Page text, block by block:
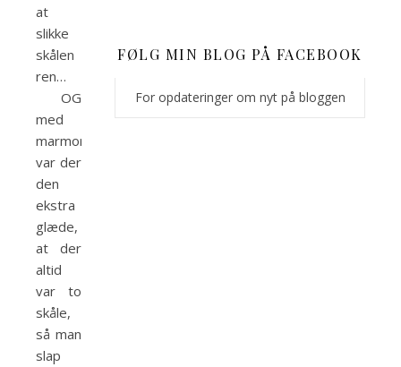
at
slikke
skålen
ren…
OG
med
marmorkagen
var der
den
ekstra
glæde,
at der
altid
var to
skåle,
så man
slap
FØLG MIN BLOG PÅ FACEBOOK
For opdateringer om nyt på bloggen